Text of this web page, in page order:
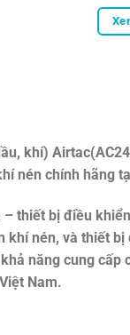
khí)
nén chính hãng
thiết bị điều
khí nén, và thiết
năng cung
Nam.